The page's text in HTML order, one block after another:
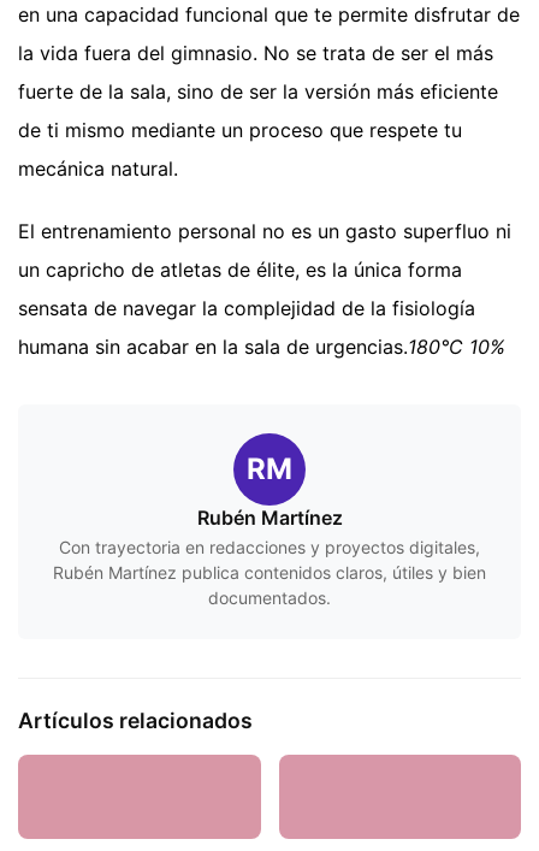
en una capacidad funcional que te permite disfrutar de
la vida fuera del gimnasio. No se trata de ser el más
fuerte de la sala, sino de ser la versión más eficiente
de ti mismo mediante un proceso que respete tu
mecánica natural.
El entrenamiento personal no es un gasto superfluo ni
un capricho de atletas de élite, es la única forma
sensata de navegar la complejidad de la fisiología
humana sin acabar en la sala de urgencias.180°C 10%
RM
Rubén Martínez
Con trayectoria en redacciones y proyectos digitales,
Rubén Martínez publica contenidos claros, útiles y bien
documentados.
Artículos relacionados